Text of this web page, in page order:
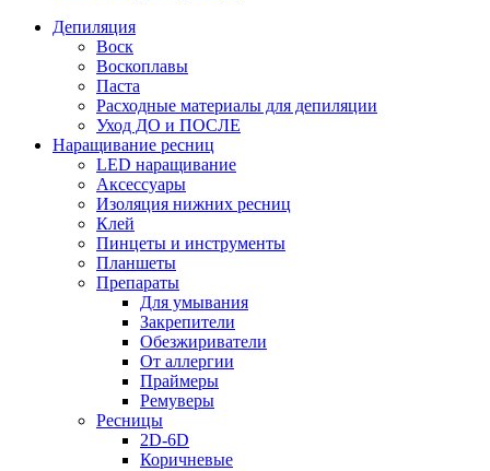
Депиляция
Воск
Воскоплавы
Паста
Расходные материалы для депиляции
Уход ДО и ПОСЛЕ
Наращивание ресниц
LED наращивание
Аксессуары
Изоляция нижних ресниц
Клей
Пинцеты и инструменты
Планшеты
Препараты
Для умывания
Закрепители
Обезжириватели
От аллергии
Праймеры
Ремуверы
Ресницы
2D-6D
Коричневые